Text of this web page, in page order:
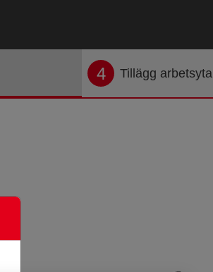
4 Tillägg arbetsyta